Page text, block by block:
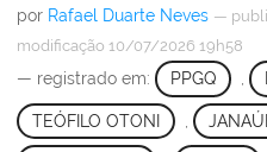
por Rafael Duarte Neves —
modificação 10/07/2026 19h58
— registrado em: PPGQ ,
TEÓFILO OTONI